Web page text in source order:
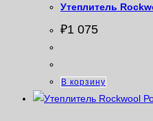
Утеплитель
₽1 075
В корзину